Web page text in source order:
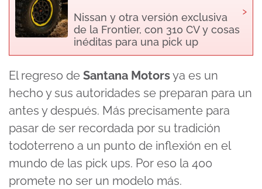
Nissan y otra versión exclusiva
de la Frontier, con 310 CV y cosas
inéditas para una pick up
›
El regreso de Santana Motorsya es un
hecho y sus autoridades se preparan para un
antes y después. Más precisamente para
pasar de ser recordada por su tradición
todoterreno a un punto de inflexión en el
mundo de las pick ups. Por eso la 400
promete no ser un modelo más.